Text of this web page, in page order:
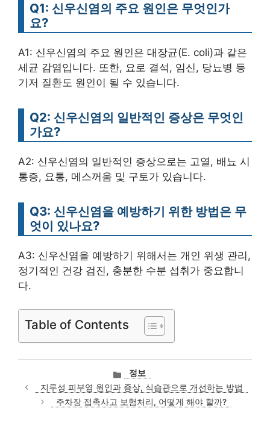
Q1: 신우신염의 주요 원인은 무엇인가
요?
A1: 신우신염의 주요 원인은 대장균(E. coli)과 같은
세균 감염입니다. 또한, 요로 결석, 임신, 당뇨병 등
기저 질환도 원인이 될 수 있습니다.
Q2: 신우신염의 일반적인 증상은 무엇인
가요?
A2: 신우신염의 일반적인 증상으로는 고열, 배뇨 시
통증, 요통, 메스꺼움 및 구토가 있습니다.
Q3: 신우신염을 예방하기 위한 방법은 무
엇이 있나요?
A3: 신우신염을 예방하기 위해서는 개인 위생 관리,
정기적인 건강 검진, 충분한 수분 섭취가 중요합니
다.
Table of Contents
카
테
고
리
정보
지루성 피부염 원인과 증상, 식습관으로 개선하는 방법
주차장 접촉사고 보험처리, 어떻게 해야 할까?